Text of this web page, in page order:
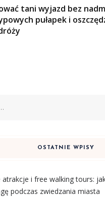
tani wyjazd bez
pułapek i
OSTATNIE WPISY
i free walking tours:
podczas zwiedzania miasta